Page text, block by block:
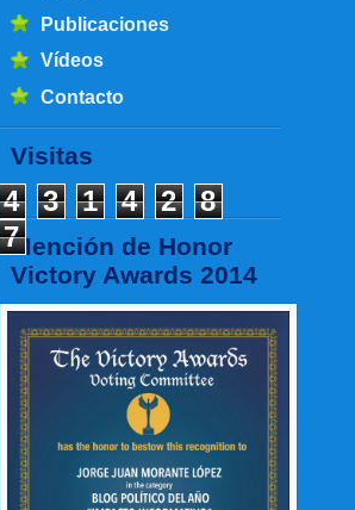
Publicaciones
Vídeos
Contacto
Visitas
4 3 1 4 2
8
7Mención de Honor
Victory Awards 2014